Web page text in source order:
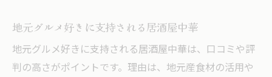
会食や集まりに使える居酒屋中華の魅力
地元グルメ好きに支持される居酒屋中華
地元グルメ好きに支持される居酒屋中華は、口コミや評
判の高さがポイントです。理由は、地元産食材の活用や